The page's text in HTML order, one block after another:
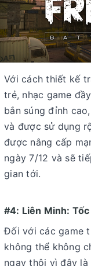
Với cách thiết kế
trẻ, nhạc game
bắn súng đỉnh
và được sử dụng
được nâng cấp
ngày 7/12 và sẽ
gian tới.
#4: Liên Minh:
Đối với các game
không thể không
ngay thôi vì đây